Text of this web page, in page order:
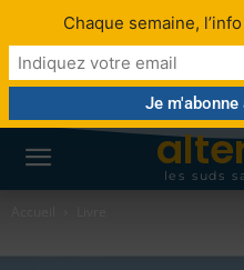
les suds
Chaque semaine,